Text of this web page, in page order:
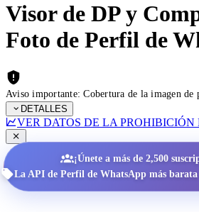
Visor de DP y
Foto de Perfil de
Aviso importante: Cobertura de la imagen de
DETALLES
VER DATOS DE LA
¡Únete a más de 2,500
La API de Perfil de WhatsApp más barata